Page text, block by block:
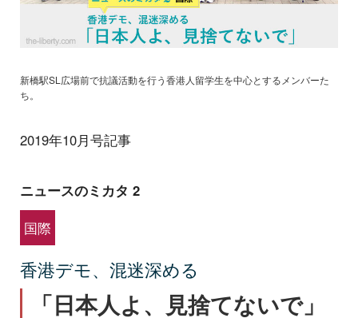
新橋駅SL広場前で抗議活動を行う香港人留学生を中心とするメンバーた
ち。
2019年10月号記事
ニュースのミカタ 2
国際
香港デモ、混迷深める
「日本人よ、見捨てないで」